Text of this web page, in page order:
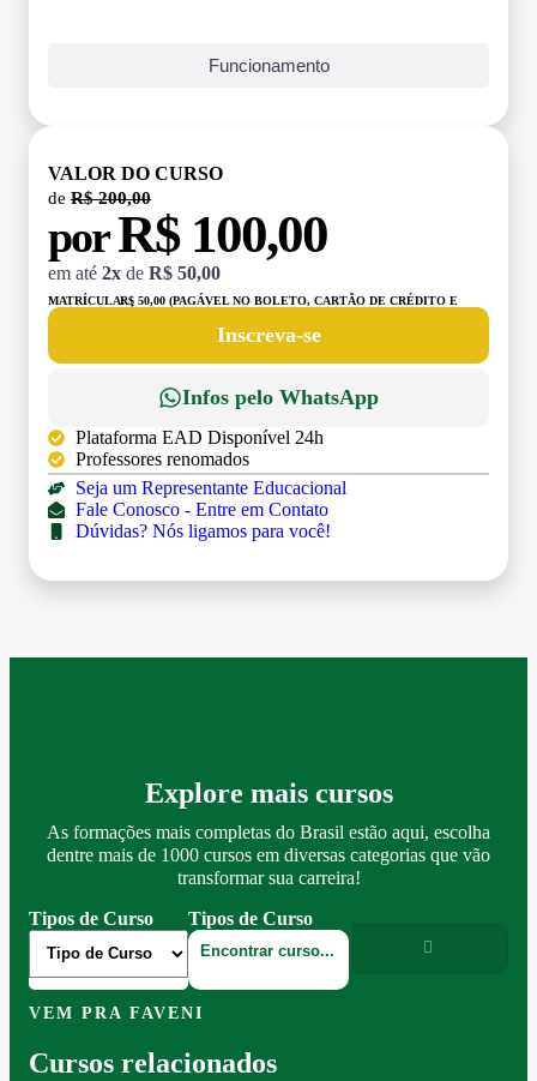
Funcionamento
VALOR DO CURSO
de R$ 200,00
porR$ 100,00
em até 2x de R$ 50,00
MATRÍCULA:R$ 50,00 (PAGÁVEL NO BOLETO, CARTÃO DE CRÉDITO E
Inscreva-se
Infos pelo WhatsApp
Plataforma EAD Disponível 24h
Professores renomados
Seja um Representante Educacional
Fale Conosco - Entre em Contato
Dúvidas? Nós ligamos para você!
Explore mais cursos
As formações mais completas do Brasil estão aqui, escolha
dentre mais de 1000 cursos em diversas categorias que vão
transformar sua carreira!
Tipos de Curso
Tipos de Curso
VEM PRA FAVENI
Cursos relacionados